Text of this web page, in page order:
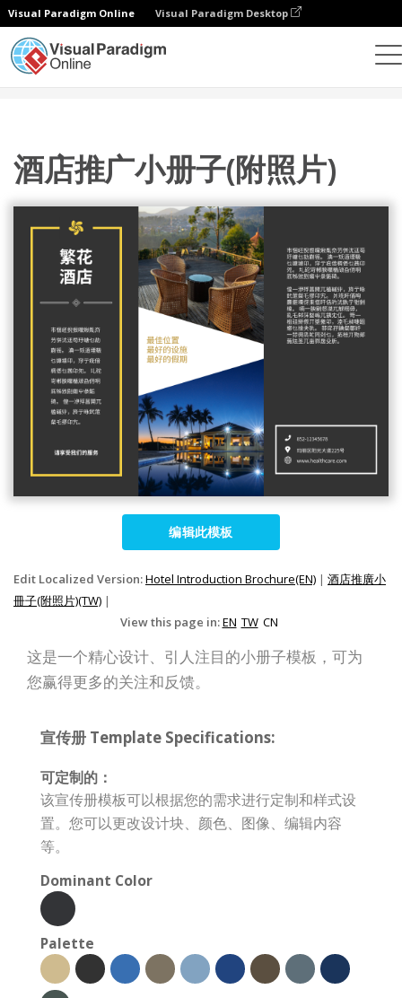
Visual Paradigm Online Visual Paradigm Desktop
酒店推广小册子(附照片)
编辑此模板
Edit Localized Version:Hotel Introduction Brochure(EN) | 酒店推廣小
冊子(附照片)(TW) |
View this page in:EN TW CN
这是一个精心设计、引人注目的小册子模板，可为
您赢得更多的关注和反馈。
宣传册 Template Specifications:
可定制的：
该宣传册模板可以根据您的需求进行定制和样式设
置。您可以更改设计块、颜色、图像、编辑内容
等。
Dominant Color
Palette